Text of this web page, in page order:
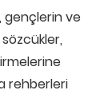
gençlerin ve
rehberleri